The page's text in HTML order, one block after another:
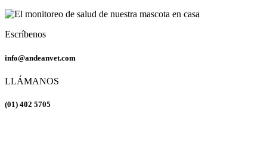
Escríbenos
info@andeanvet.com
LLÁMANOS
(01) 402 5705